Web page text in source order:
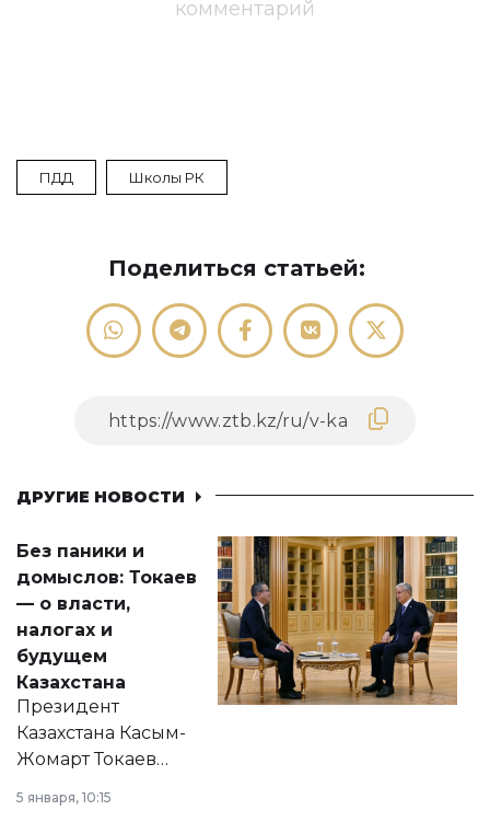
комментарий
ПДД Школы РК
Поделиться статьей:
ДРУГИЕ НОВОСТИ
Без паники и
домыслов: Токаев
— о власти,
налогах и
будущем
Казахстана
Президент
Казахстана Касым-
Жомарт Токаев
сразу несколько
5 января, 10:15